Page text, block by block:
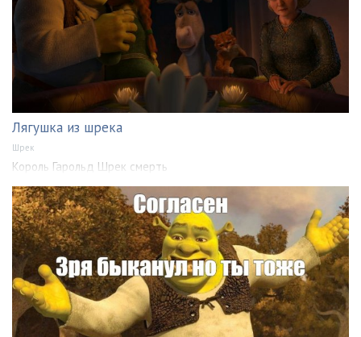
Лягушка из шрека
Шрек
Король Гарольд Шрек смерть